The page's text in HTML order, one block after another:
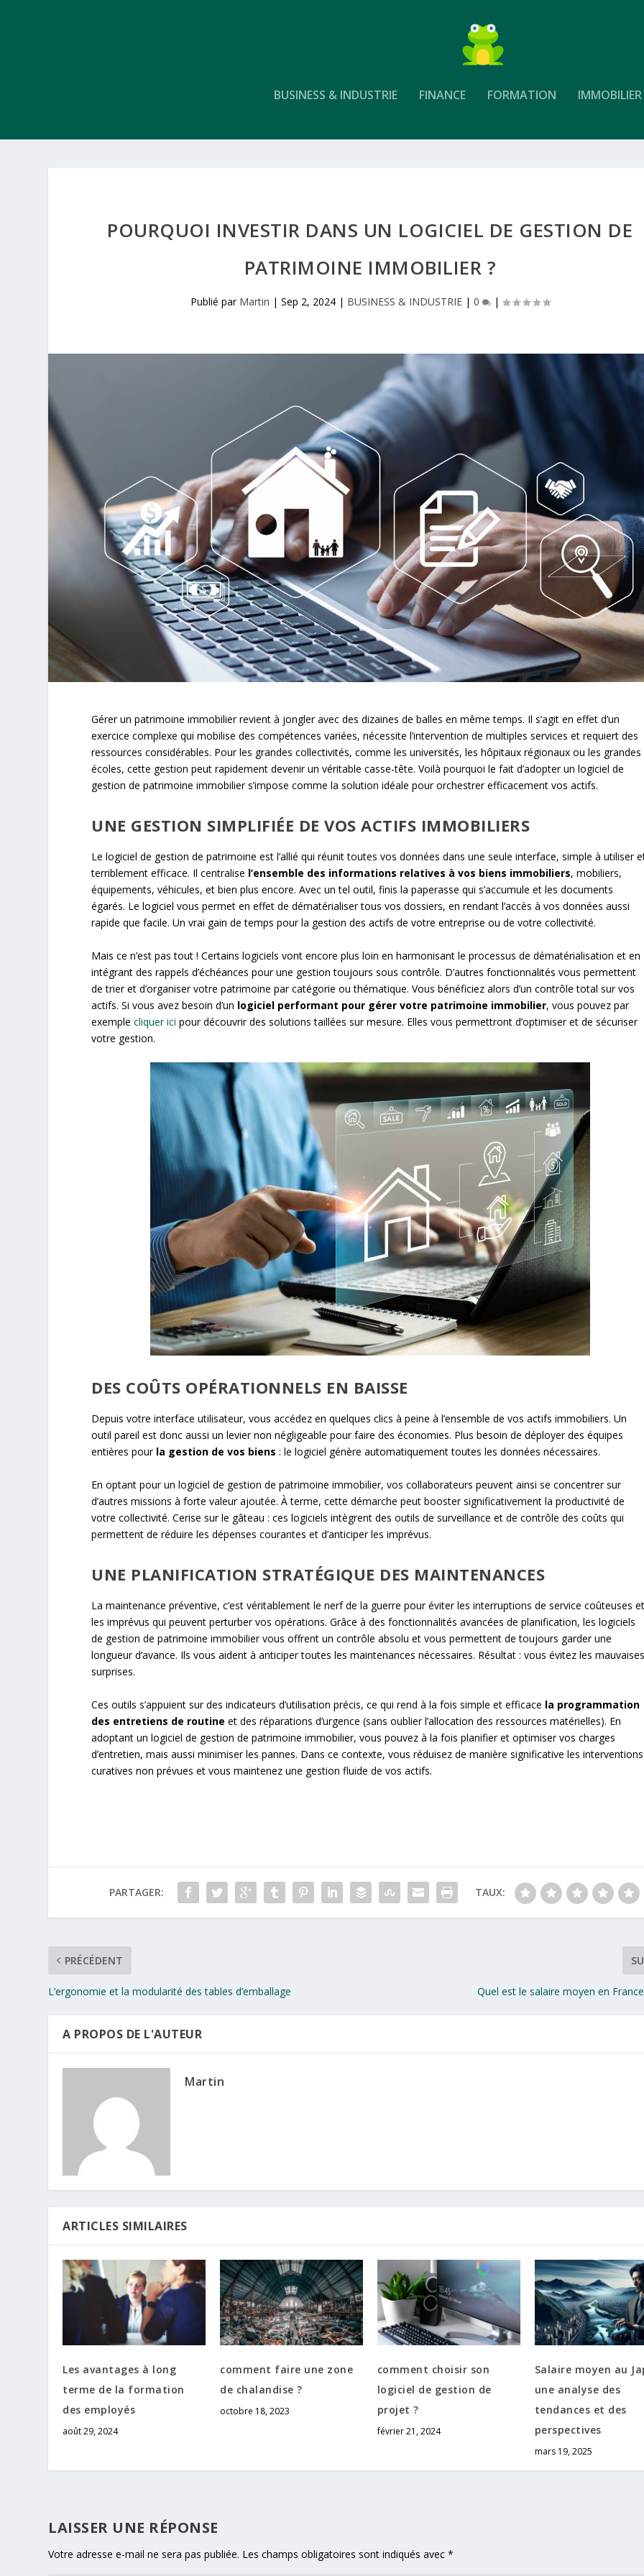
BUSINESS & INDUSTRIE FINANCE FORMATION IMMOBILIER
POURQUOI INVESTIR DANS UN LOGICIEL DE GESTION DE
PATRIMOINE IMMOBILIER ?
Publié par Martin | Sep 2, 2024| BUSINESS & INDUSTRIE| 0 |
Gérer un patrimoine immobilier revient à jongler avec des dizaines de balles en même temps. Il s’agit en effet d’un
exercice complexe qui mobilise des compétences variées, nécessite l’intervention de multiples services et requiert des
ressources considérables. Pour les grandes collectivités, comme les universités, les hôpitaux régionaux ou les grandes
écoles, cette gestion peut rapidement devenir un véritable casse-tête. Voilà pourquoi le fait d’adopter un logiciel de
gestion de patrimoine immobilier s’impose comme la solution idéale pour orchestrer efficacement vos actifs.
UNE GESTION SIMPLIFIÉE DE VOS ACTIFS IMMOBILIERS
Le logiciel de gestion de patrimoine est l’allié qui réunit toutes vos données dans une seule interface, simple à utiliser
terriblement efficace. Il centralise l’ensemble des informations relatives à vos biens immobiliers, mobiliers,
équipements, véhicules, et bien plus encore. Avec un tel outil, finis la paperasse qui s’accumule et les documents
égarés. Le logiciel vous permet en effet de dématérialiser tous vos dossiers, en rendant l’accès à vos données aussi
rapide que facile. Un vrai gain de temps pour la gestion des actifs de votre entreprise ou de votre collectivité.
Mais ce n’est pas tout ! Certains logiciels vont encore plus loin en harmonisant le processus de dématérialisation et en
intégrant des rappels d’échéances pour une gestion toujours sous contrôle. D’autres fonctionnalités vous permettent
de trier et d’organiser votre patrimoine par catégorie ou thématique. Vous bénéficiez alors d’un contrôle total sur vos
actifs. Si vous avez besoin d’un logiciel performant pour gérer votre patrimoine immobilier, vous pouvez par
exemplecliquer ici pour découvrir des solutions taillées sur mesure. Elles vous permettront d’optimiser et de sécuriser
votre gestion.
DES COÛTS OPÉRATIONNELS EN BAISSE
Depuis votre interface utilisateur, vous accédez en quelques clics à peine à l’ensemble de vos actifs immobiliers. Un
outil pareil est donc aussi un levier non négligeable pour faire des économies. Plus besoin de déployer des équipes
entières pour la gestion de vos biens : le logiciel génère automatiquement toutes les données nécessaires.
En optant pour un logiciel de gestion de patrimoine immobilier, vos collaborateurs peuvent ainsi se concentrer sur
d’autres missions à forte valeur ajoutée. À terme, cette démarche peut booster significativement la productivité de
votre collectivité. Cerise sur le gâteau : ces logiciels intègrent des outils de surveillance et de contrôle des coûts qui
permettent de réduire les dépenses courantes et d’anticiper les imprévus.
UNE PLANIFICATION STRATÉGIQUE DES MAINTENANCES
La maintenance préventive, c’est véritablement le nerf de la guerre pour éviter les interruptions de service coûteuses
les imprévus qui peuvent perturber vos opérations. Grâce à des fonctionnalités avancées de planification, les logiciels
de gestion de patrimoine immobilier vous offrent un contrôle absolu et vous permettent de toujours garder une
longueur d’avance. Ils vous aident à anticiper toutes les maintenances nécessaires. Résultat : vous évitez les
surprises.
Ces outils s’appuient sur des indicateurs d’utilisation précis, ce qui rend à la fois simple et efficace la programmation
des entretiens de routine et des réparations d’urgence (sans oublier l’allocation des ressources matérielles). En
adoptant un logiciel de gestion de patrimoine immobilier, vous pouvez à la fois planifier et optimiser vos charges
d’entretien, mais aussi minimiser les pannes. Dans ce contexte, vous réduisez de manière significative les interventions
curatives non prévues et vous maintenez une gestion fluide de vos actifs.
PARTAGER: TAUX:
PRÉCÉDENT
L’ergonomie et la modularité des tables d’emballage Quel est le salaire moyen en
A PROPOS DE L'AUTEUR
Martin
ARTICLES SIMILAIRES
Les avantages à long
terme de la formation
des employés
août 29, 2024
comment faire une zone
de chalandise ?
octobre 18, 2023
comment choisir son
logiciel de gestion de
projet ?
février 21, 2024
Salaire moyen au
une analyse des
tendances et des
perspectives
mars 19, 2025
LAISSER UNE RÉPONSE
Votre adresse e-mail ne sera pas publiée. Les champs obligatoires sont indiqués avec*